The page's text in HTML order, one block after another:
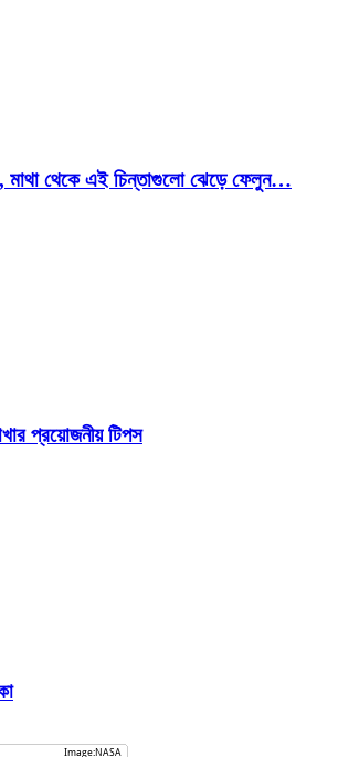
থেকে এই চিন্তাগুলো ঝেড়ে ফেলুন…
প্রয়োজনীয় টিপস